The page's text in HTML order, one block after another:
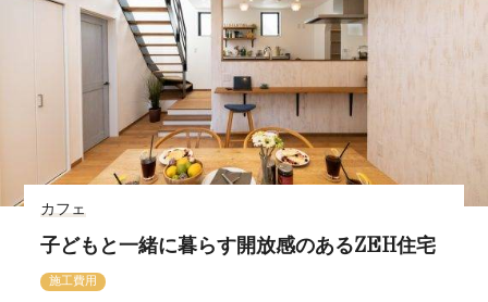
カフェ
子どもと一緒に暮らす開放感のあるZEH住宅
施工費用